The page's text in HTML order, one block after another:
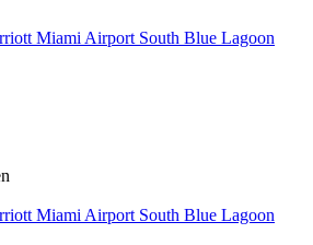
Miami Airport South Blue Lagoon
Miami Airport South Blue Lagoon